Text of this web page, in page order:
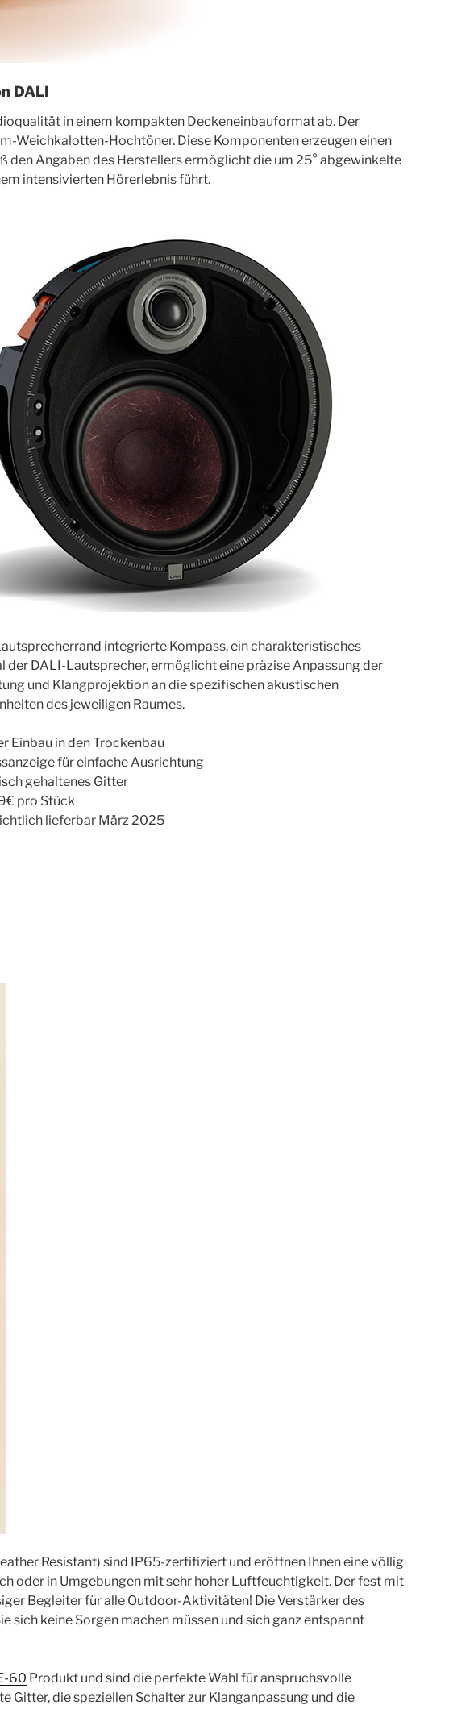
DALI
in einem kompakten Deckeneinbauformat ab. Der
Weichkalotten-Hochtöner. Diese Komponenten erzeugen einen
den Angaben des Herstellers ermöglicht die um 25° abgewinkelte
intensivierten Hörerlebnis führt.
integrierte Kompass, ein charakteristisches
der DALI-Lautsprecher, ermöglicht eine präzise Anpassung der
und Klangprojektion an die spezifischen akustischen
des jeweiligen Raumes.
Einbau in den Trockenbau
für einfache Ausrichtung
gehaltenes Gitter
pro Stück
lieferbar März 2025
Resistant) sind IP65-zertifiziert und eröffnen Ihnen eine völlig
oder in Umgebungen mit sehr hoher Luftfeuchtigkeit. Der fest mit
Begleiter für alle Outdoor-Aktivitäten! Die Verstärker des
sich keine Sorgen machen müssen und sich ganz entspannt
60 Produkt und sind die perfekte Wahl für anspruchsvolle
Gitter, die speziellen Schalter zur Klanganpassung und die